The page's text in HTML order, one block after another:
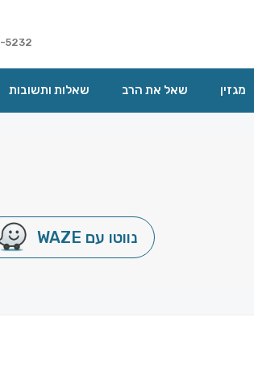
5232
מגזין שאל את הרב שאלות ותשובות
נווטו עם WAZE